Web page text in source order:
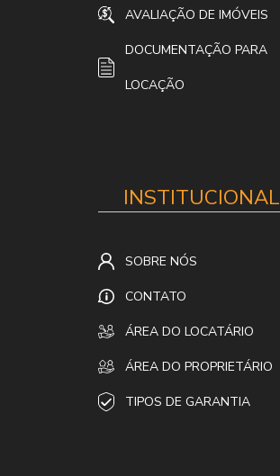
AVALIAÇÃO DE IMÓVEIS
DOCUMENTAÇÃO PARA
LOCAÇÃO
INSTITUCIONAL
SOBRE NÓS
CONTATO
ÁREA DO LOCATÁRIO
ÁREA DO PROPRIETÁRIO
TIPOS DE GARANTIA